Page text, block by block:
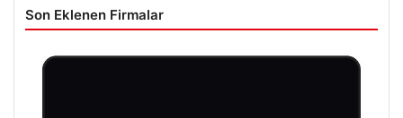
Son Eklenen Firmalar